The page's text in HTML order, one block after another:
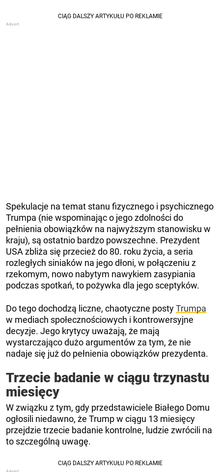
Spekulacje na temat stanu fizycznego i psychicznego
Trumpa (nie wspominając o jego zdolności do
pełnienia obowiązków na najwyższym stanowisku w
kraju), są ostatnio bardzo powszechne. Prezydent
USA zbliża się przecież do 80. roku życia, a seria
rozległych siniaków na jego dłoni, w połączeniu z
rzekomym, nowo nabytym nawykiem zasypiania
podczas spotkań, to pożywka dla jego sceptyków.
Do tego dochodzą liczne, chaotyczne postyTrumpa
w mediach społecznościowych i kontrowersyjne
decyzje. Jego krytycy uważają, że mają
wystarczająco dużo argumentów za tym, że nie
nadaje się już do pełnienia obowiązków prezydenta.
Trzecie badanie w ciągu trzynastu
miesięcy
W związku z tym, gdy przedstawiciele Białego Domu
ogłosili niedawno, że Trump w ciągu 13 miesięcy
przejdzie trzecie badanie kontrolne, ludzie zwrócili na
to szczególną uwagę.